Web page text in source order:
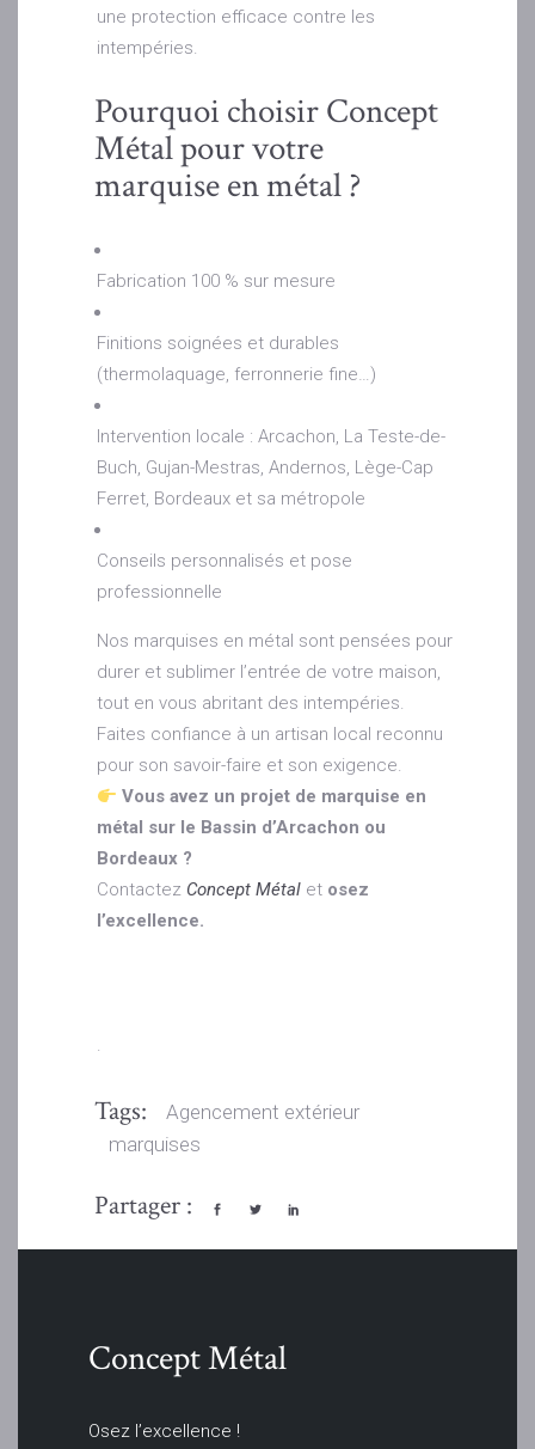
une protection efficace contre les
intempéries.
Pourquoi choisir Concept
Métal pour votre
marquise en métal ?
Fabrication 100 % sur mesure
Finitions soignées et durables
(thermolaquage, ferronnerie fine…)
Intervention locale : Arcachon, La Teste-de-
Buch, Gujan-Mestras, Andernos, Lège-Cap
Ferret, Bordeaux et sa métropole
Conseils personnalisés et pose
professionnelle
Nos marquises en métal sont pensées pour
durer et sublimer l’entrée de votre maison,
tout en vous abritant des intempéries.
Faites confiance à un artisan local reconnu
pour son savoir-faire et son exigence.
Vous avez un projet de marquise en
métal sur le Bassin d’Arcachon ou
Bordeaux ?
Contactez Concept Métal et osez
l’excellence.
.
Tags:
Agencement extérieur
marquises
Partager :
Concept Métal
Osez l’excellence !